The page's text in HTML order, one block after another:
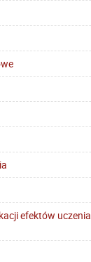
efektów uczenia